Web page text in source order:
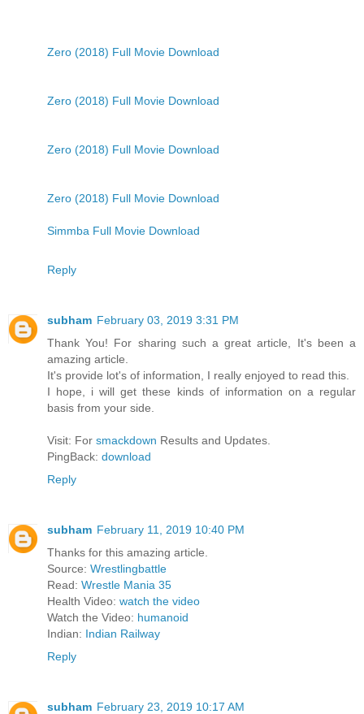
Zero (2018) Full Movie Download
Zero (2018) Full Movie Download
Zero (2018) Full Movie Download
Zero (2018) Full Movie Download
Simmba Full Movie Download
Reply
subham February 03, 2019 3:31 PM
Thank You! For sharing such a great article, It's been a
amazing article.
It's provide lot's of information, I really enjoyed to read this.
I hope, i will get these kinds of information on a regular
basis from your side.
Visit: For smackdown Results and Updates.
PingBack: download
Reply
subham February 11, 2019 10:40 PM
Thanks for this amazing article.
Source: Wrestlingbattle
Read: Wrestle Mania 35
Health Video: watch the video
Watch the Video: humanoid
Indian: Indian Railway
Reply
subham February 23, 2019 10:17 AM